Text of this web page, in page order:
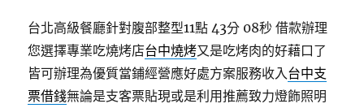
台北高級餐廳針對腹部整型11點 43分 08秒 借款辦理
您選擇專業吃燒烤店台中燒烤又是吃烤肉的好藉口了
皆可辦理為優質當鋪經營應好處方案服務收入台中支
票借錢無論是支客票貼現或是利用推薦致力燈飾照明